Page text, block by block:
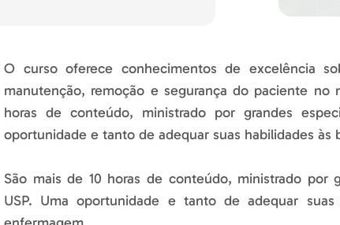
O curso oferece conhecimentos de excelência
manutenção, remoção e segurança do paciente
horas de conteúdo, ministrado por grandes
oportunidade e tanto de adequar suas habilidades às
São mais de 10 horas de conteúdo, ministrado por
USP. Uma oportunidade e tanto de adequar